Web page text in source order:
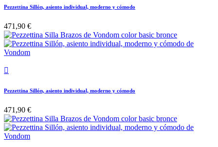
Pezzettina Sillón, asiento individual, moderno y cómodo
471,90 €

Pezzettina Sillón, asiento individual, moderno y cómodo
471,90 €